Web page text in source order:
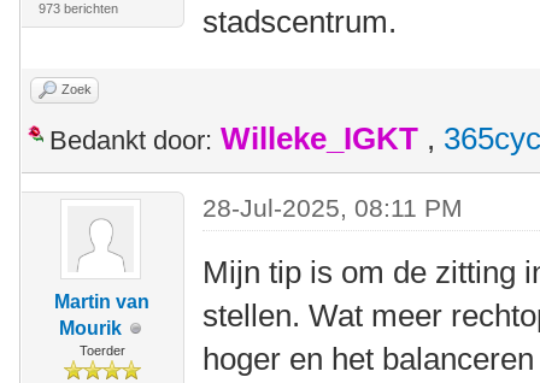
973 berichten
stadscentrum.
Zoek
Bedankt door: Willeke_IGKT ,
Martin van
Mourik
Toerder
28-Jul-2025, 08:11 PM
Mijn tip is om de zitting
stellen. Wat meer
hoger en het